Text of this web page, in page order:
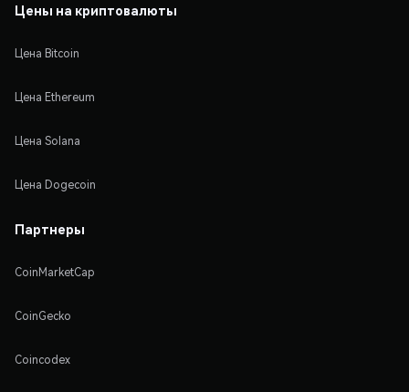
Цены на криптовалюты
Цена Bitcoin
Цена Ethereum
Цена Solana
Цена Dogecoin
Партнеры
CoinMarketCap
CoinGecko
Coincodex